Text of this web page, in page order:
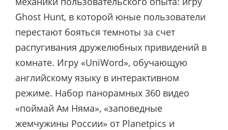
Ghost Hunt, в которой юные пользователи
перестают бояться темноты за счет
распугивания дружелюбных привидений в
комнате. Игру «UniWord», обучающую
английскому языку в интерактивном
режиме. Набор панорамных 360 видео
«поймай Ам Няма», «заповедные
жемчужины России» от Planetpics и